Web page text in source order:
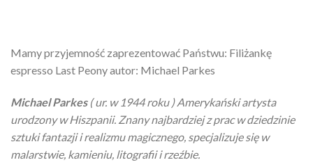
Mamy przyjemność zaprezentować Państwu: Filiżankę
espresso Last Peony autor: Michael Parkes
Michael Parkes( ur. w 1944 roku ) Amerykański artysta
urodzony w Hiszpanii. Znany najbardziej z prac w dziedzinie
sztuki fantazji i realizmu magicznego, specjalizuje się w
malarstwie, kamieniu, litografii i rzeźbie.